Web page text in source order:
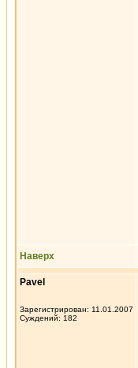
Наверх
Pavel
Зарегистрирован: 11.01.2007
Суждений: 182